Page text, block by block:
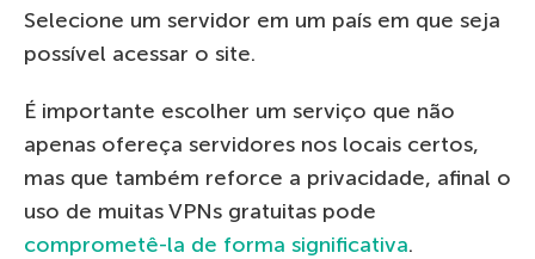
Selecione um servidor em um país em que seja
possível acessar o site.
É importante escolher um serviço que não
apenas ofereça servidores nos locais certos,
mas que também reforce a privacidade, afinal o
uso de muitas VPNs gratuitas pode
comprometê-la de forma significativa.